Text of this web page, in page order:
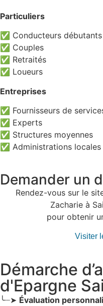
Particuliers
✅ Conducteurs débutants
✅ Couples
✅ Retraités
✅ Loueurs
Entreprises
✅ Fournisseurs de
✅ Experts
✅ Structures moyennes
✅ Administrations locales
Demander un
Rendez-vous sur le
Zacharie à
pour obtenir
Visiter
Démarche
d'Epargne
╰┈➤ Évaluation